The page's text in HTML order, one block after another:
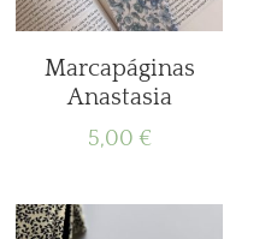
Marcapáginas
Anastasia
5,00 €